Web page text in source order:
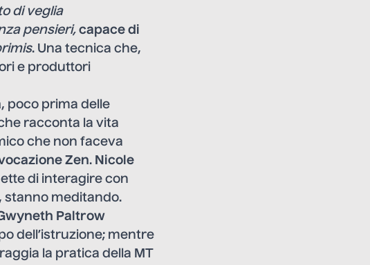
di veglia
pensieri, capace di
. Una tecnica che,
e produttori
, poco prima delle
racconta la vita
che non faceva
Zen. Nicole
di interagire con
stanno meditando.
Paltrow
dell’istruzione; mentre
la pratica della MT